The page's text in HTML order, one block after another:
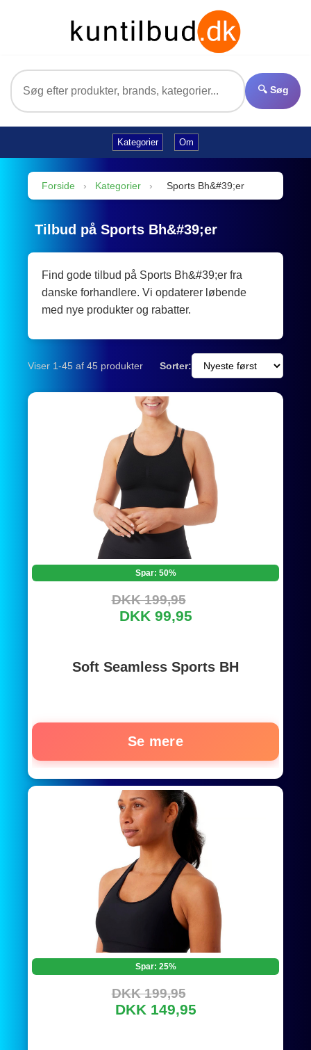
🔍 Søg
Kategorier Om
Forside › Kategorier › Sports Bh&#39;er
Tilbud på Sports Bh&#39;er
Find gode tilbud på Sports Bh&#39;er fra
danske forhandlere. Vi opdaterer løbende
med nye produkter og rabatter.
Viser 1-45 af 45 produkter Sorter:
Spar: 50%
DKK 199,95
DKK 99,95
Soft Seamless Sports BH
Se mere
Spar: 25%
DKK 199,95
DKK 149,95